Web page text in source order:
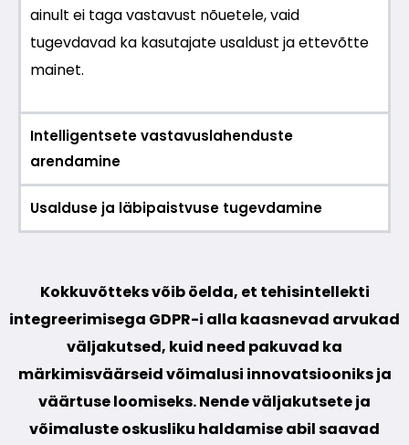
ainult ei taga vastavust nõuetele, vaid
tugevdavad ka kasutajate usaldust ja ettevõtte
mainet.
Intelligentsete vastavuslahenduste
arendamine
Usalduse ja läbipaistvuse tugevdamine
Kokkuvõtteks võib öelda, et tehisintellekti
integreerimisega GDPR-i alla kaasnevad arvukad
väljakutsed, kuid need pakuvad ka
märkimisväärseid võimalusi innovatsiooniks ja
väärtuse loomiseks. Nende väljakutsete ja
võimaluste oskusliku haldamise abil saavad